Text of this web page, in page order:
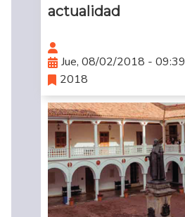
actualidad
Jue, 08/02/2018 - 09:39
2018